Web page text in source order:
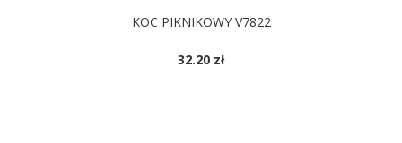
KOC PIKNIKOWY V7822
32.20 zł